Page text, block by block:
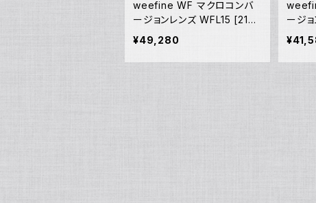
weefine WF マクロコンバ
ージョンレンズ WFL15 [2173
3]
¥49,280
ージ